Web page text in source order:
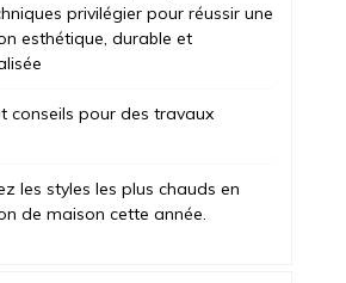
privilégier pour réussir une
esthétique, durable et
conseils pour des travaux
les styles les plus chauds en
de maison cette année.